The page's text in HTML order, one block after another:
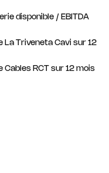
disponible / EBITDA
La Triveneta Cavi sur 12
Cables RCT sur 12 mois